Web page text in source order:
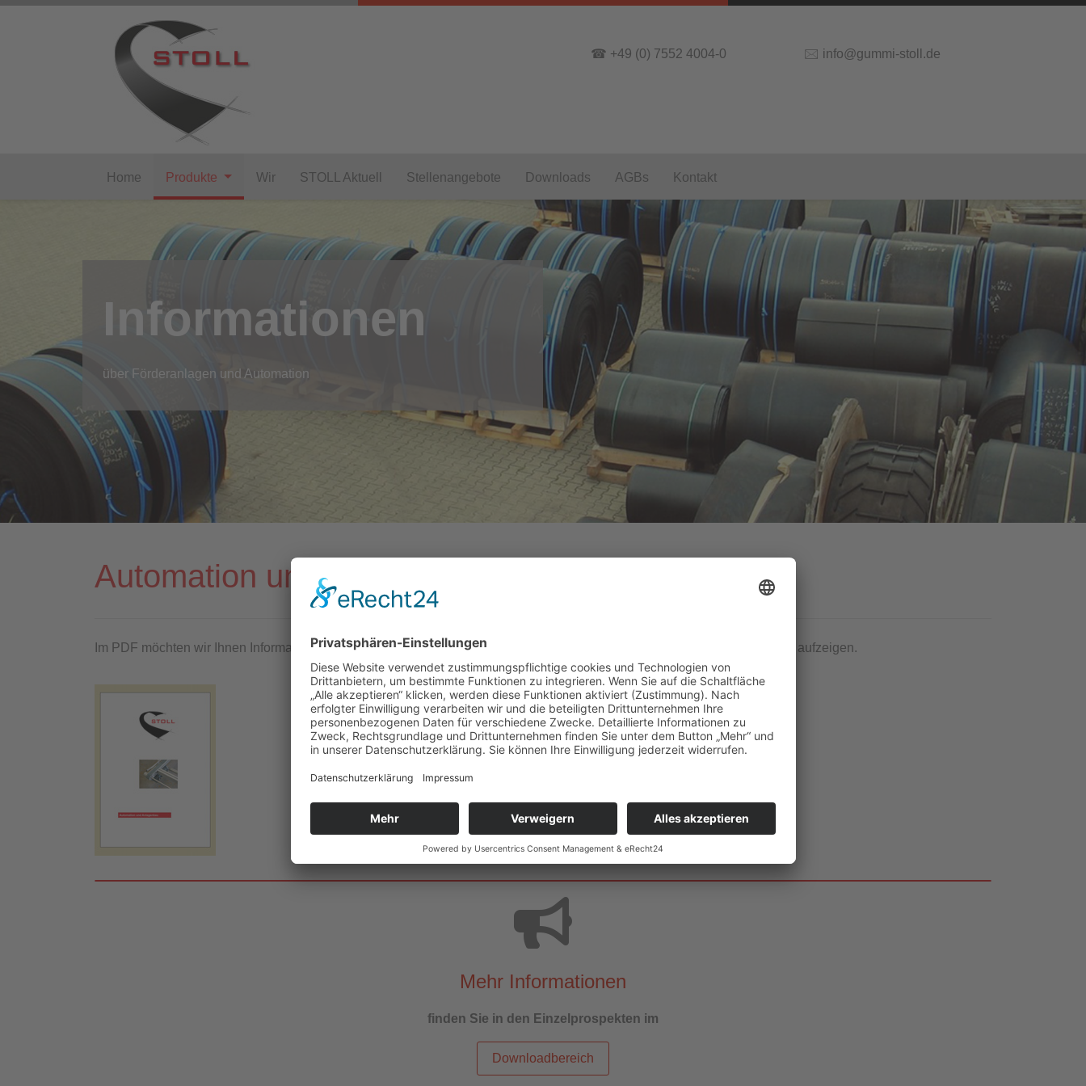
🖂 info@gummi-stoll.de
☎ +49 (0) 7552 4004-0
Home Produkte Wir STOLL Aktuell Stellenangebote Downloads AGBs Kontakt
Informationen
über Förderanlagen und Automation
Automation und Anlagenbau
Im PDF möchten wir Ihnen Informationen unserer Fertigungs- und Liefermöglichkeiten über Förderanlagen und Automation aufzeigen.
Allgemeines über Aluprofile
Alu-Anlagen KGF34
Alu-Anlagen UGF50
Alu-Anlagen SLF 95
Zahnriemenförderer
Mehr Informationen
finden Sie in den Einzelprospekten im
Downloadbereich